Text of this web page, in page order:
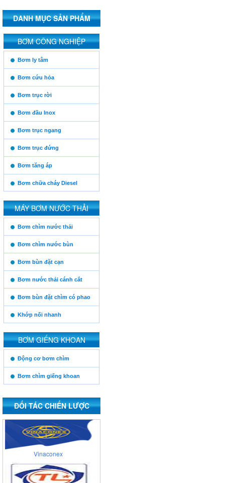
DANH MỤC SẢN PHẨM
https:/www.high-
endrolex.com/13
BƠM CÔNG NGHIỆP
https:/www.high-
endrolex.com/13
Bơm ly tâm
Bơm cứu hỏa
Bơm trục rời
Bơm đầu Inox
Bơm trục ngang
Bơm trục đứng
Bơm tăng áp
Bơm chữa cháy Diesel
MÁY BƠM NƯỚC THẢI
https:/www.high-
endrolex.com/13
Bơm chìm nước thải
Bơm chìm nước bùn
Bơm bùn đặt cạn
Bơm nước thải cánh cắt
Bơm bùn đặt chìm có phao
Khớp nối nhanh
BƠM GIẾNG KHOAN
https:/www.high-
endrolex.com/13
Động cơ bơm chìm
Bơm chìm giếng khoan
ĐỐI TÁC CHIẾN LƯỢC
Vinaconex
Him Lam
Posco
Xuân Thành
Cienco 4
Viglacera
Vinaconex